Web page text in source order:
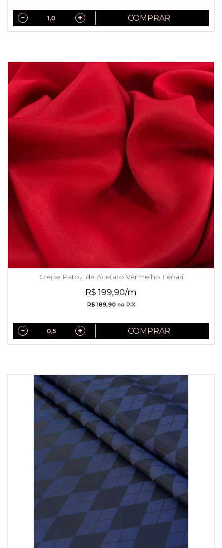
COMPRAR
Crepe Patou de Acetato Vermelho Ferrari
R$ 199,90/m
R$ 189,90 no PIX
COMPRAR